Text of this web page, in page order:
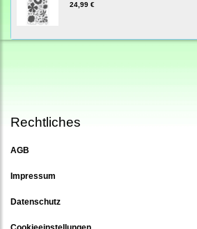
24,99 €
Rechtliches
AGB
Impressum
Datenschutz